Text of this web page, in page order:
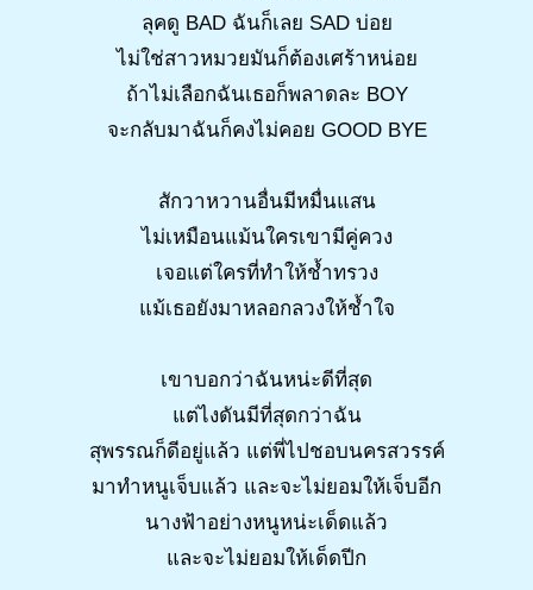
ลุคดู BAD ฉันก็เลย SAD บ่อย
ไม่ใช่สาวหมวยมันก็ต้องเศร้าหน่อย
ถ้าไม่เลือกฉันเธอก็พลาดละ BOY
จะกลับมาฉันก็คงไม่คอย GOOD BYE
สักวาหวานอื่นมีหมื่นแสน
ไม่เหมือนแม้นใครเขามีคู่ควง
เจอแต่ใครที่ทำให้ช้ำทรวง
แม้เธอยังมาหลอกลวงให้ช้ำใจ
เขาบอกว่าฉันหน่ะดีที่สุด
แต่ไงดันมีที่สุดกว่าฉัน
สุพรรณก็ดีอยู่แล้ว แต่พี่ไปชอบนครสวรรค์
มาทำหนูเจ็บแล้ว และจะไม่ยอมให้เจ็บอีก
นางฟ้าอย่างหนูหน่ะเด็ดแล้ว
และจะไม่ยอมให้เด็ดปีก